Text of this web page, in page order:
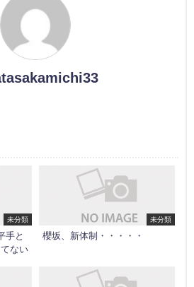
未分類
手と
ない
未分類
櫻坂、新体制・・・・・